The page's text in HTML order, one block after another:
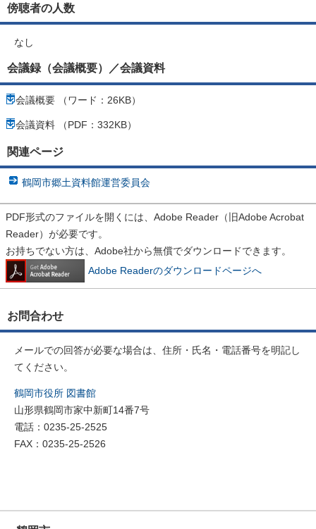
傍聴者の人数
なし
会議録（会議概要）／会議資料
会議概要 （ワード：26KB）
会議資料 （PDF：332KB）
関連ページ
鶴岡市郷土資料館運営委員会
PDF形式のファイルを開くには、Adobe Reader（旧Adobe Acrobat
Reader）が必要です。
お持ちでない方は、Adobe社から無償でダウンロードできます。
Adobe Readerのダウンロードページへ
お問合わせ
メールでの回答が必要な場合は、住所・氏名・電話番号を明記し
てください。
鶴岡市役所 図書館
山形県鶴岡市家中新町14番7号
電話：0235-25-2525
FAX：0235-25-2526